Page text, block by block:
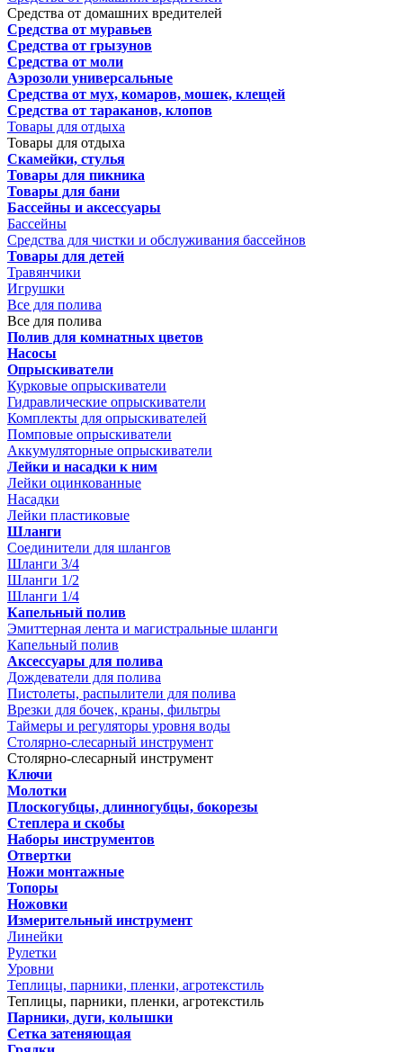
Средства от домашних вредителей
Средства от муравьев
Средства от грызунов
Средства от моли
Аэрозоли универсальные
Средства от мух, комаров, мошек, клещей
Средства от тараканов, клопов
Товары для отдыха
Товары для отдыха
Скамейки, стулья
Товары для пикника
Товары для бани
Бассейны и аксессуары
Бассейны
Средства для чистки и обслуживания бассейнов
Товары для детей
Травянчики
Игрушки
Все для полива
Все для полива
Полив для комнатных цветов
Насосы
Опрыскиватели
Курковые опрыскиватели
Гидравлические опрыскиватели
Комплекты для опрыскивателей
Помповые опрыскиватели
Аккумуляторные опрыскиватели
Лейки и насадки к ним
Лейки оцинкованные
Насадки
Лейки пластиковые
Шланги
Соединители для шлангов
Шланги 3/4
Шланги 1/2
Шланги 1/4
Капельный полив
Эмиттерная лента и магистральные шланги
Капельный полив
Аксессуары для полива
Дождеватели для полива
Пистолеты, распылители для полива
Врезки для бочек, краны, фильтры
Таймеры и регуляторы уровня воды
Столярно-слесарный инструмент
Столярно-слесарный инструмент
Ключи
Молотки
Плоскогубцы, длинногубцы, бокорезы
Степлера и скобы
Наборы инструментов
Отвертки
Ножи монтажные
Топоры
Ножовки
Измерительный инструмент
Линейки
Рулетки
Уровни
Теплицы, парники, пленки, агротекстиль
Теплицы, парники, пленки, агротекстиль
Парники, дуги, колышки
Сетка затеняющая